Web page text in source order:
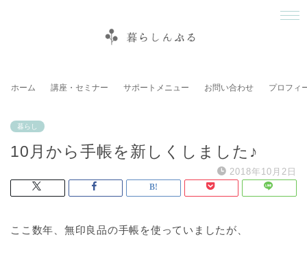
ホーム 講座・セミナー サポートメニュー お問い合わせ プロフィ
暮らし
10月から手帳を新しくしました♪
2018年10月2日
ここ数年、無印良品の手帳を使っていましたが、